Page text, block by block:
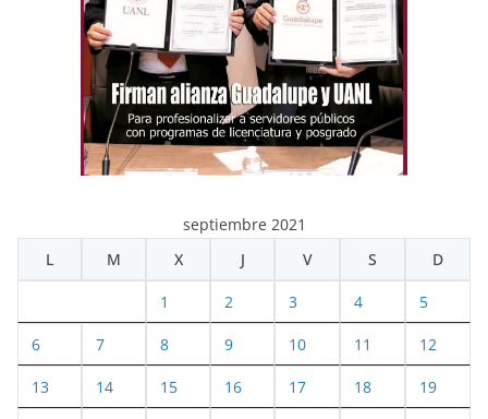
septiembre 2021
L
M X J V S D
1 2 3 4 5
6 7 8 9 10 11 12
13 14 15 16 17 18 19